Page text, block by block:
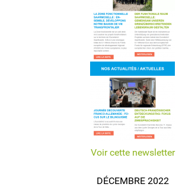
Voir cette newsletter
DÉCEMBRE 2022